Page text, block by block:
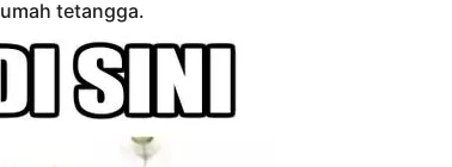
tetangga.